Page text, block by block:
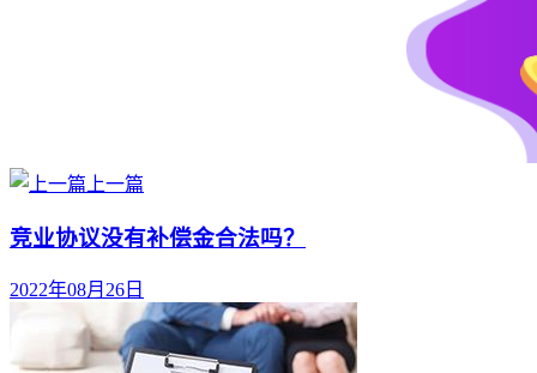
上一篇
竞业协议没有补偿金合法吗？
2022年08月26日